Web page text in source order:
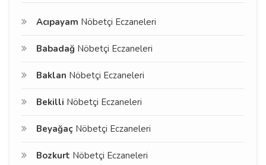
Acıpayam Nöbetçi Eczaneleri
Babadağ Nöbetçi Eczaneleri
Baklan Nöbetçi Eczaneleri
Bekilli Nöbetçi Eczaneleri
Beyağaç Nöbetçi Eczaneleri
Bozkurt Nöbetçi Eczaneleri